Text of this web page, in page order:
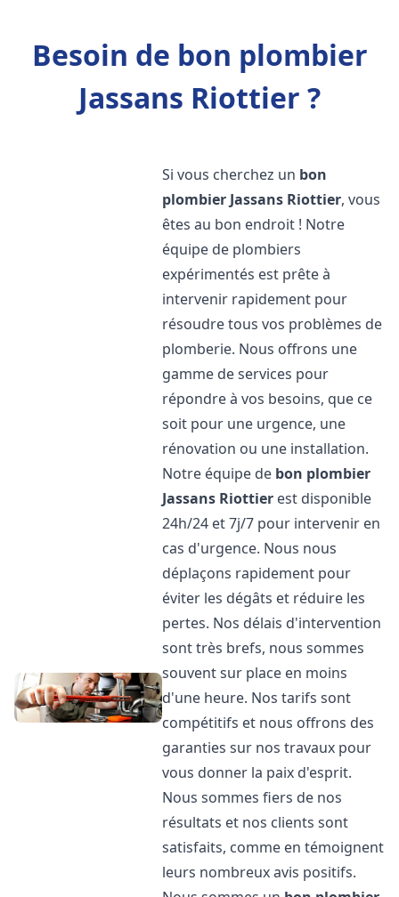
Besoin de bon plombier
Jassans Riottier ?
Si vous cherchez un bon
plombier Jassans Riottier, vous
êtes au bon endroit ! Notre
équipe de plombiers
expérimentés est prête à
intervenir rapidement pour
résoudre tous vos problèmes de
plomberie. Nous offrons une
gamme de services pour
répondre à vos besoins, que ce
soit pour une urgence, une
rénovation ou une installation.
Notre équipe de bon plombier
Jassans Riottier est disponible
24h/24 et 7j/7 pour intervenir en
cas d'urgence. Nous nous
déplaçons rapidement pour
éviter les dégâts et réduire les
pertes. Nos délais d'intervention
sont très brefs, nous sommes
souvent sur place en moins
d'une heure. Nos tarifs sont
compétitifs et nous offrons des
garanties sur nos travaux pour
vous donner la paix d'esprit.
Nous sommes fiers de nos
résultats et nos clients sont
satisfaits, comme en témoignent
leurs nombreux avis positifs.